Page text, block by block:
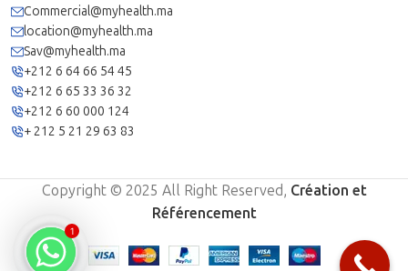
Commercial@myhealth.ma
location@myhealth.ma
Sav@myhealth.ma
+212 6 64 66 54 45
+212 6 65 33 36 32
+212 6 60 000 124
+ 212 5 21 29 63 83
Copyright © 2025 All Right Reserved, Création et
Référencement
1